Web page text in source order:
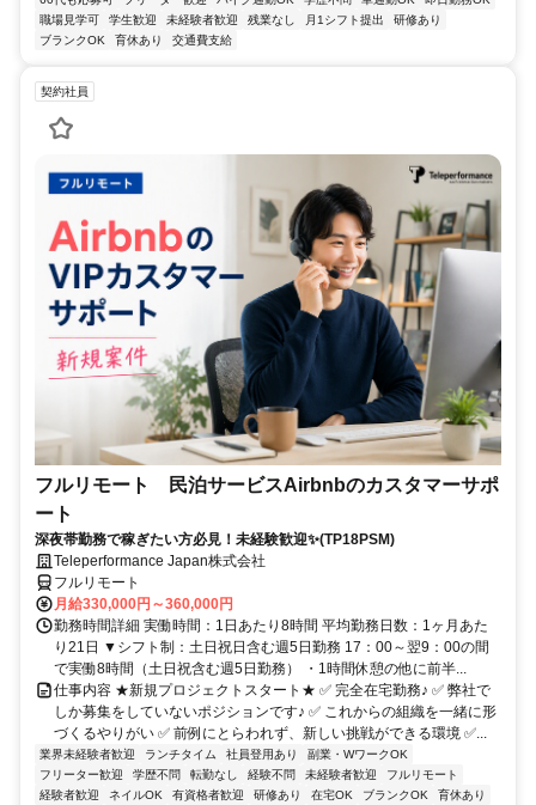
職場見学可
学生歓迎 未経験者歓迎 残業なし 月1シフト提出
研修あり
ブランクOK
育休あり 交通費支給
契約社員
フルリモート 民泊サービスAirbnbのカスタマーサポ
ート
深夜帯勤務で稼ぎたい方必見！未経験歓迎✨(TP18PSM)
Teleperformance Japan株式会社
フルリモート
月給330,000円～360,000円
勤務時間詳細 実働時間：1日あたり8時間 平均勤務日数：1ヶ月あた
り21日 ▼シフト制：土日祝日含む週5日勤務 17：00～翌9：00の間
で実働8時間（土日祝含む週5日勤務） ・1時間休憩の他に前半...
仕事内容 ★新規プロジェクトスタート★ ✅ 完全在宅勤務♪ ✅ 弊社で
しか募集をしていないポジションです♪ ✅ これからの組織を一緒に形
づくるやりがい ✅ 前例にとらわれず、新しい挑戦ができる環境 ✅...
業界未経験者歓迎 ランチタイム 社員登用あり
副業・WワークOK
フリーター歓迎
学歴不問 転勤なし 経験不問 未経験者歓迎
フルリモート
経験者歓迎
ネイルOK 有資格者歓迎 研修あり 在宅OK ブランクOK
育休あり